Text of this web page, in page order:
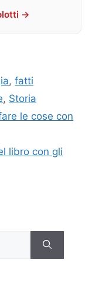
→
,fatti
, Storia
le cose con
libro con gli